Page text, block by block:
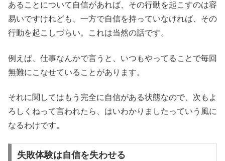
あることについて自信があれば、その行動を起こすのは容
易いですけれども、一方で自信を持っていなければ、その
行動を起こしづらい。これは当然の話です。
例えば、仕事なんかで言うと、いつもやってることで毎回
無難にこなせていることがあります。
それに関してはもう完全に自信がある状態なので、次もよ
ろしくねって言われたら、はいわかりましたっていう風に
なるわけです。
失敗体験は自信を失わせる